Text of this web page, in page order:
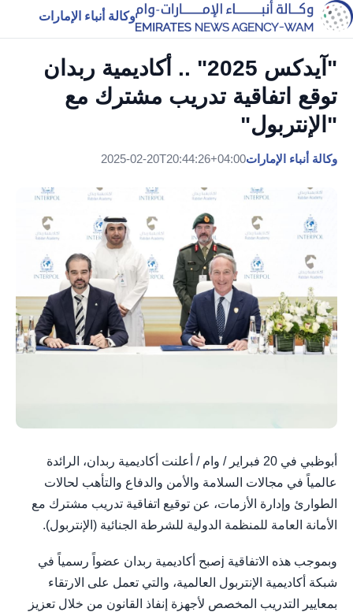
وكالة أنباء الإمارات
"آيدكس 2025" .. أكاديمية ربدان
توقع اتفاقية تدريب مشترك مع
"الإنتربول"
وكالة أنباء الإمارات2025-02-20T20:44:26+04:00
أبوظبي في 20 فبراير / وام / أعلنت أكاديمية ربدان، الرائدة
عالمياً في مجالات السلامة والأمن والدفاع والتأهب لحالات
الطوارئ وإدارة الأزمات، عن توقيع اتفاقية تدريب مشترك مع
الأمانة العامة للمنظمة الدولية للشرطة الجنائية (الإنتربول).
وبموجب هذه الاتفاقية jصبح أكاديمية ربدان عضواً رسمياً في
شبكة أكاديمية الإنتربول العالمية، والتي تعمل على الارتقاء
بمعايير التدريب المخصص لأجهزة إنفاذ القانون من خلال تعزيز